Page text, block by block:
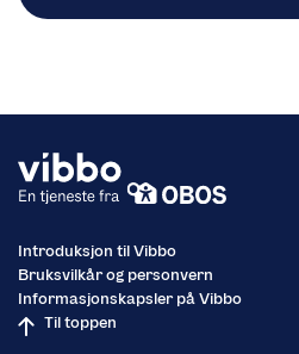
Introduksjon til Vibbo
Bruksvilkår og personvern
Informasjonskapsler på Vibbo
Til toppen